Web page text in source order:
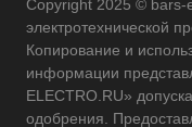
Copyright 2025 © bars-
электротехнической
Копирование и
информации
ELECTRO.RU»
одобрения.